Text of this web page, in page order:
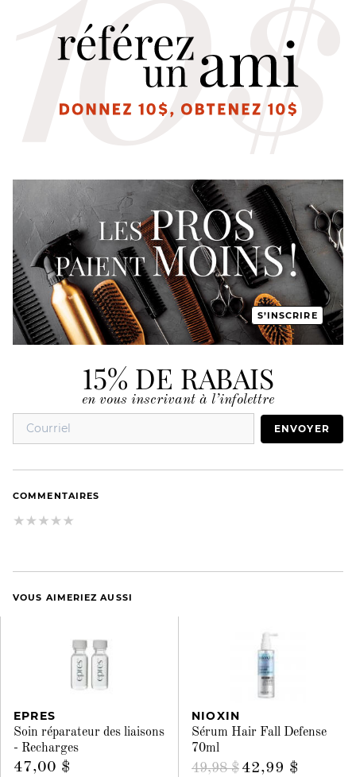
S’INSCRIRE
15% DE RABAIS
en vous inscrivant à l’infolettre
ENVOYER
COMMENTAIRES
VOUS AIMERIEZ AUSSI
EPRES
Soin réparateur des liaisons
- Recharges
47,00 $
NIOXIN
Sérum Hair Fall Defense
70ml
49,98 $ 42,99 $